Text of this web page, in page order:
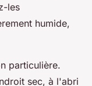
les
humide,
particulière.
sec, à l'abri